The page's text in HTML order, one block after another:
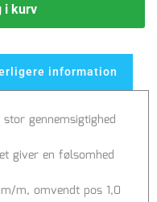
i kurv
information
gennemsigtighed
giver en følsomhed
m, omvendt pos 1,0